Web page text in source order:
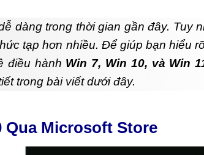
dàng trong thời gian gần đây. Tuy
tạp hơn nhiều. Để giúp bạn hiểu
điều hành Win 7, Win 10, và Win
trong bài viết dưới đây.
Qua Microsoft Store